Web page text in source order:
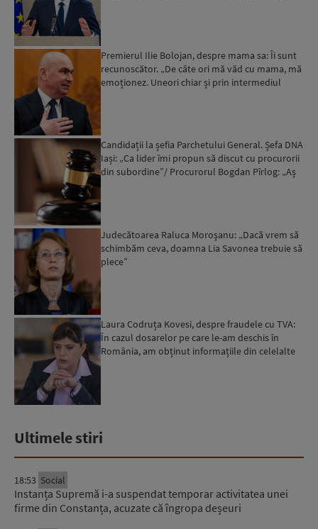
Premierul Ilie Bolojan, despre mama sa: Îi sunt
recunoscător. „De câte ori mă văd cu mama, mă
emoționez. Uneori chiar și prin intermediul
Candidații la șefia Parchetului General. Șefa DNA
Iași: „Ca lider îmi propun să discut cu procurorii
din subordine”/ Procurorul Bogdan Pîrlog: „Aș
Judecătoarea Raluca Moroşanu: „Dacă vrem să
schimbăm ceva, doamna Lia Savonea trebuie să
plece”
Laura Codruța Kovesi, despre fraudele cu TVA:
În cazul dosarelor pe care le-am deschis în
România, am obținut informațiile din celelalte
Ultimele stiri
18:53 Social
Instanța Supremă i-a suspendat temporar activitatea unei
firme din Constanța, acuzate că îngropa deșeuri